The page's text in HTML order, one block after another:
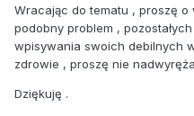
Wracając do tematu , proszę o
podobny problem ,
wpisywania swoich debilnych
zdrowie , proszę nie
Dziękuję .